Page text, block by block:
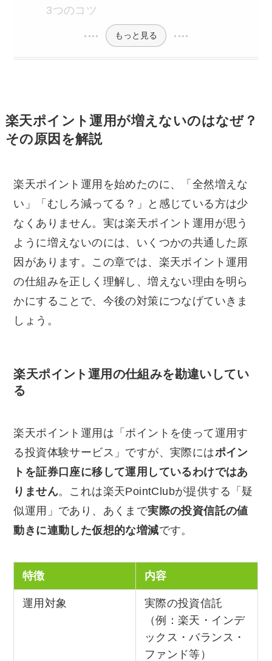
3つのコツ
もっと見る
楽天ポイント運用が増えないのはなぜ？
その原因を解説
楽天ポイント運用を始めたのに、「全然増えな
い」「むしろ減ってる？」と感じている方は少
なくありません。実は楽天ポイント運用が思う
ように増えないのには、いくつかの共通した原
因があります。この章では、楽天ポイント運用
の仕組みを正しく理解し、増えない理由を明ら
かにすることで、今後の対策につなげていきま
しょう。
楽天ポイント運用の仕組みを勘違いしてい
る
楽天ポイント運用は「ポイントを使って運用す
る投資体験サービス」ですが、実際にはポイン
トを証券口座に移して運用しているわけではあ
りません。これは楽天PointClubが提供する「疑
似運用」であり、あくまで実際の投資信託の値
動きに連動した仮想的な増減です。
特徴 内容
運用対象
実際の投資信託
（例：楽天・インデ
ックス・バランス・
ファンド等）